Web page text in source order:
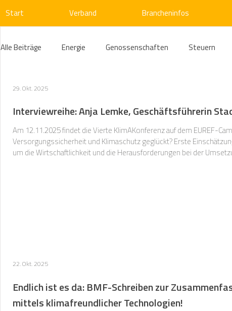
Start Verband Brancheninfos
Alle Beiträge Energie Genossenschaften Steuern
Compliance
Beihilfenrecht Kraftwerke Kälte Verkehr
Interviewreihe: Anja Lemke, Geschäftsführerin
Am 12.11.2025 findet die Vierte KlimAKonferenz auf dem EUREF-
Versorgungssicherheit und Klimaschutz geglückt? Erste
um die Wirtschaftlichkeit und die Herausforderungen bei der
29. Okt. 2025
Endlich ist es da: BMF-Schreiben zur
mittels klimafreundlicher Technologien!
22. Okt. 2025